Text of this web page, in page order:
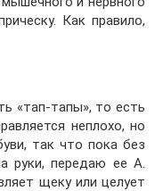
Как правило,
«тап-тапы», то есть
неплохо, но
так что пока без
руки, передаю ее А.
щеку или целует